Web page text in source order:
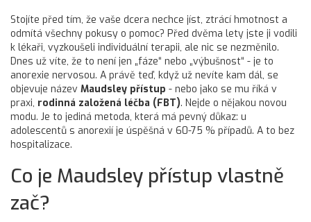
Stojíte před tím, že vaše dcera nechce jíst, ztrácí hmotnost a
odmítá všechny pokusy o pomoc? Před dvěma lety jste ji vodili
k lékaři, vyzkoušeli individuální terapii, ale nic se nezměnilo.
Dnes už víte, že to není jen „fáze“ nebo „výbušnost“ - je to
anorexie nervosou. A právě teď, když už nevíte kam dál, se
objevuje název Maudsley přístup - nebo jako se mu říká v
praxi, rodinná založená léčba (FBT). Nejde o nějakou novou
modu. Je to jediná metoda, která má pevný důkaz: u
adolescentů s anorexií je úspěšná v 60-75 % případů. A to bez
hospitalizace.
Co je Maudsley přístup vlastně
zač?